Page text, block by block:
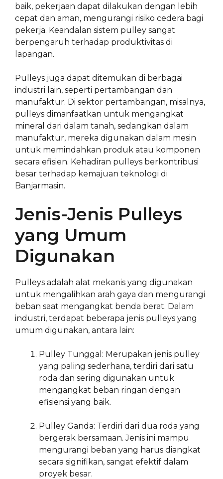
baik, pekerjaan dapat dilakukan dengan lebih
cepat dan aman, mengurangi risiko cedera bagi
pekerja. Keandalan sistem pulley sangat
berpengaruh terhadap produktivitas di
lapangan.
Pulleys juga dapat ditemukan di berbagai
industri lain, seperti pertambangan dan
manufaktur. Di sektor pertambangan, misalnya,
pulleys dimanfaatkan untuk mengangkat
mineral dari dalam tanah, sedangkan dalam
manufaktur, mereka digunakan dalam mesin
untuk memindahkan produk atau komponen
secara efisien. Kehadiran pulleys berkontribusi
besar terhadap kemajuan teknologi di
Banjarmasin.
Jenis-Jenis Pulleys
yang Umum
Digunakan
Pulleys adalah alat mekanis yang digunakan
untuk mengalihkan arah gaya dan mengurangi
beban saat mengangkat benda berat. Dalam
industri, terdapat beberapa jenis pulleys yang
umum digunakan, antara lain:
Pulley Tunggal: Merupakan jenis pulley
yang paling sederhana, terdiri dari satu
roda dan sering digunakan untuk
mengangkat beban ringan dengan
efisiensi yang baik.
Pulley Ganda: Terdiri dari dua roda yang
bergerak bersamaan. Jenis ini mampu
mengurangi beban yang harus diangkat
secara signifikan, sangat efektif dalam
proyek besar.